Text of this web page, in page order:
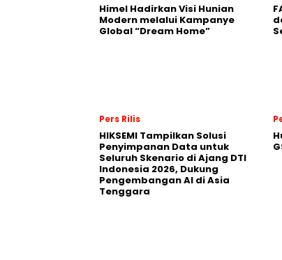
Himel Hadirkan Visi Hunian
Modern melalui Kampanye
Global “Dream Home”
Pers Rilis
HIKSEMI Tampilkan Solusi
Penyimpanan Data untuk
Seluruh Skenario di Ajang DTI
Indonesia 2026, Dukung
Pengembangan AI di Asia
Tenggara